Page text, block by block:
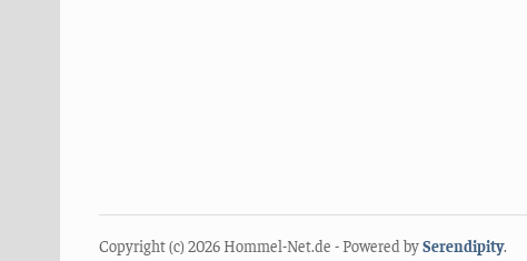
Copyright (c) 2026 Hommel-Net.de - Powered bySerendipity.